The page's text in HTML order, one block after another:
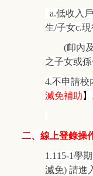
a.低收入
生/子女c.
(卹內
之子女或孫
4.不申請校
減免補助 】
二、線上登錄操
1.115-1學
減免) 請進